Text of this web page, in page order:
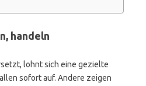
handeln
lohnt sich eine gezielte
sofort auf. Andere zeigen